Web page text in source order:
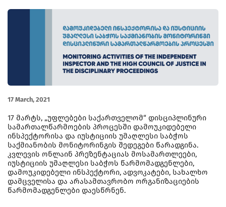
17 March, 2021
17 მარტს, „უფლებები საქართველომ“ დისციპლინური
სამართალწარმოების პროცესში დამოუკიდებელი
ინსპექტორისა და იუსტიციის უმაღლესი საბჭოს
საქმიანობის მონიტორინგის შედეგები წარადგინა.
კვლევის ონლაინ პრეზენტაციას მოსამართლეები,
იუსტიციის უმაღლესი საბჭოს წარმომადგენლები,
დამოუკიდებელი ინსპექტორი, ადვოკატები, სახალხო
დამცველისა და არასამთავრობო ორგანიზაციების
წარმომადგენლები დაესწრნენ.